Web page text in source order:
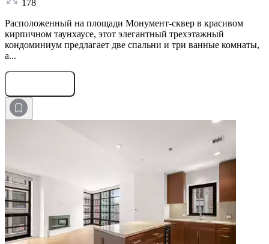
178
Расположенный на площади Монумент-сквер в красивом
кирпичном таунхаусе, этот элегантный трехэтажный
кондоминиум предлагает две спальни и три ванные комнаты,
а...